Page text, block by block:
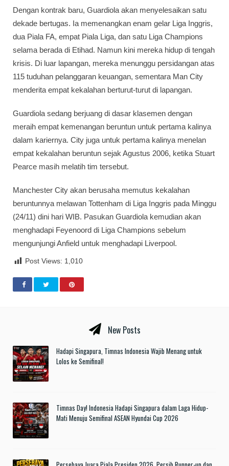
Dengan kontrak baru, Guardiola akan menyelesaikan satu
dekade bertugas. Ia memenangkan enam gelar Liga Inggris,
dua Piala FA, empat Piala Liga, dan satu Liga Champions
selama berada di Etihad. Namun kini mereka hidup di tengah
krisis. Di luar lapangan, mereka menunggu persidangan atas
115 tuduhan pelanggaran keuangan, sementara Man City
menderita empat kekalahan berturut-turut di lapangan.
Guardiola sedang berjuang di dasar klasemen dengan
meraih empat kemenangan beruntun untuk pertama kalinya
dalam kariernya. City juga untuk pertama kalinya menelan
empat kekalahan beruntun sejak Agustus 2006, ketika Stuart
Pearce masih melatih tim tersebut.
Manchester City akan berusaha memutus kekalahan
beruntunnya melawan Tottenham di Liga Inggris pada Minggu
(24/11) dini hari WIB. Pasukan Guardiola kemudian akan
menghadapi Feyenoord di Liga Champions sebelum
mengunjungi Anfield untuk menghadapi Liverpool.
Post Views: 1,010
New Posts
Hadapi Singapura, Timnas Indonesia Wajib Menang untuk
Lolos ke Semifinal!
Timnas Day! Indonesia Hadapi Singapura dalam Laga Hidup-
Mati Menuju Semifinal ASEAN Hyundai Cup 2026